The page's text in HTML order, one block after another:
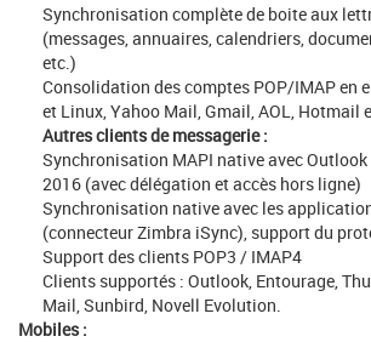
Synchronisation complète de boite aux
(messages, annuaires, calendriers,
etc.)
Consolidation des comptes POP/IMAP en
et Linux, Yahoo Mail, Gmail, AOL, Hotmail
Autres clients de messagerie :
Synchronisation MAPI native avec Outlook
2016 (avec délégation et accès hors ligne)
Synchronisation native avec les
(connecteur Zimbra iSync), support du
Support des clients POP3 / IMAP4
Clients supportés : Outlook, Entourage,
Mail, Sunbird, Novell Evolution.
Mobiles :